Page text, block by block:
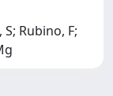
Rubino, F;